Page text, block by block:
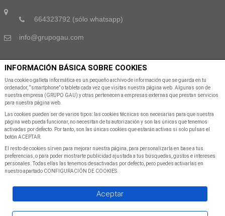
664323792 (sólo whatsapp)
info@grupogau.com
Suscribete a nuestra Newsletter para recibir las últimas noticias y ofertas
SUSCRIBIR A NEWSLETTER
INFORMACIÓN BÁSICA SOBRE COOKIES
Una cookie o galleta informática es un pequeño archivo de información que se guarda en tu
ordenador, “smartphone” o tableta cada vez que visitas nuestra página web. Algunas son de
nuestra empresa (GRUPO GAU) y otras pertenecen a empresas externas que prestan servicios
para nuestra página web.
Las cookies pueden ser de varios tipos: las cookies técnicas son necesarias para que nuestra
página web pueda funcionar, no necesitan de tu autorización y son las únicas que tenemos
activadas por defecto. Por tanto, son las únicas cookies que estarán activas si solo pulsas el
botón ACEPTAR.
El resto de cookies sirven para mejorar nuestra página, para personalizarla en base a tus
preferencias, o para poder mostrarte publicidad ajustada a tus búsquedas, gustos e intereses
personales. Todas ellas las tenemos desactivadas por defecto, pero puedes activarlas en
nuestro apartado CONFIGURACIÓN DE COOKIES.
Aceptar